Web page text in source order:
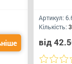
Артикул:
Кількість:
від